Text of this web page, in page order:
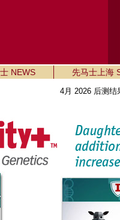
NEWS
先马士上海
4月 2026 后测